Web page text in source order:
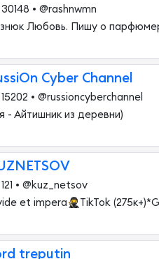
30148 • @rashnwmn
Любовь. Пишу о
Cyber Channel
15202 • @russioncyberchannel
- Айтишник из деревни)
121 • @kuz_netsov
et impera🥷TikTok
treputin